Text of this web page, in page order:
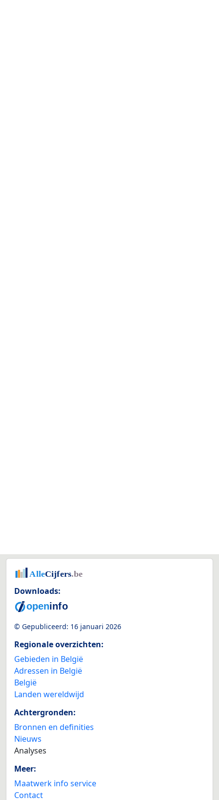
Downloads:
© Gepubliceerd: 16 januari 2026
Regionale overzichten:
Gebieden in België
Adressen in België
België
Landen wereldwijd
Achtergronden:
Bronnen en definities
Nieuws
Analyses
Meer:
Maatwerk info service
Contact